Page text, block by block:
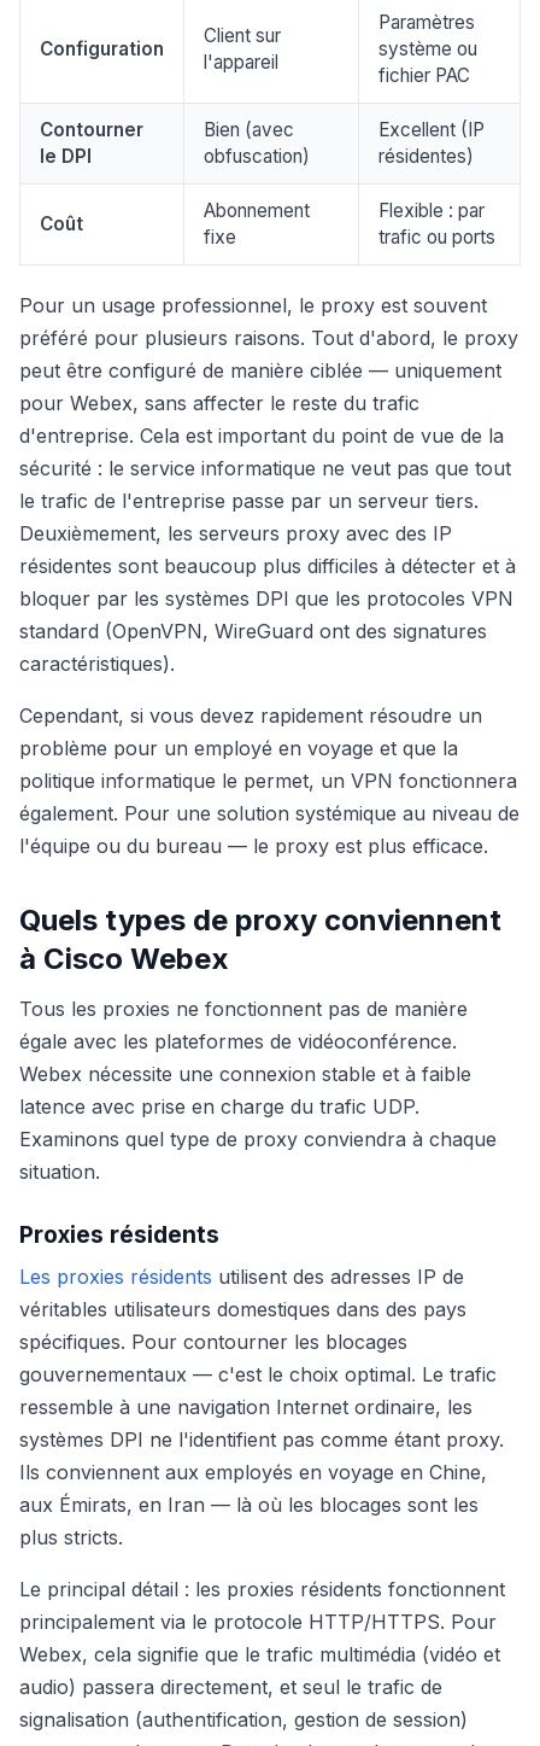
Configuration
Client sur
l'appareil
Paramètres
système ou
fichier PAC
Contourner
le DPI
Bien (avec
obfuscation)
Excellent (IP
résidentes)
Coût
Abonnement
fixe
Flexible : par
trafic ou ports
Pour un usage professionnel, le proxy est souvent
préféré pour plusieurs raisons. Tout d'abord, le proxy
peut être configuré de manière ciblée — uniquement
pour Webex, sans affecter le reste du trafic
d'entreprise. Cela est important du point de vue de la
sécurité : le service informatique ne veut pas que tout
le trafic de l'entreprise passe par un serveur tiers.
Deuxièmement, les serveurs proxy avec des IP
résidentes sont beaucoup plus difficiles à détecter et à
bloquer par les systèmes DPI que les protocoles VPN
standard (OpenVPN, WireGuard ont des signatures
caractéristiques).
Cependant, si vous devez rapidement résoudre un
problème pour un employé en voyage et que la
politique informatique le permet, un VPN fonctionnera
également. Pour une solution systémique au niveau de
l'équipe ou du bureau — le proxy est plus efficace.
Quels types de proxy conviennent
à Cisco Webex
Tous les proxies ne fonctionnent pas de manière
égale avec les plateformes de vidéoconférence.
Webex nécessite une connexion stable et à faible
latence avec prise en charge du trafic UDP.
Examinons quel type de proxy conviendra à chaque
situation.
Proxies résidents
Les proxies résidents utilisent des adresses IP de
véritables utilisateurs domestiques dans des pays
spécifiques. Pour contourner les blocages
gouvernementaux — c'est le choix optimal. Le trafic
ressemble à une navigation Internet ordinaire, les
systèmes DPI ne l'identifient pas comme étant proxy.
Ils conviennent aux employés en voyage en Chine,
aux Émirats, en Iran — là où les blocages sont les
plus stricts.
Le principal détail : les proxies résidents fonctionnent
principalement via le protocole HTTP/HTTPS. Pour
Webex, cela signifie que le trafic multimédia (vidéo et
audio) passera directement, et seul le trafic de
signalisation (authentification, gestion de session)